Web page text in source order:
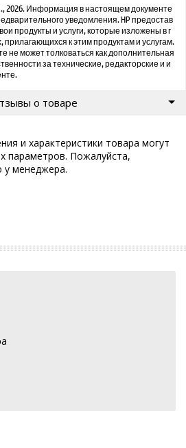
2026. Информация в настоящем документе
уведомления. HP предостав
продукты и услуги, которые изложены в г
к этим продуктам и услугам.
не может толковаться как дополнительная
за технические, редакторские и и
о товаре
и характеристики товара могут
параметров. Пожалуйста,
менеджера.